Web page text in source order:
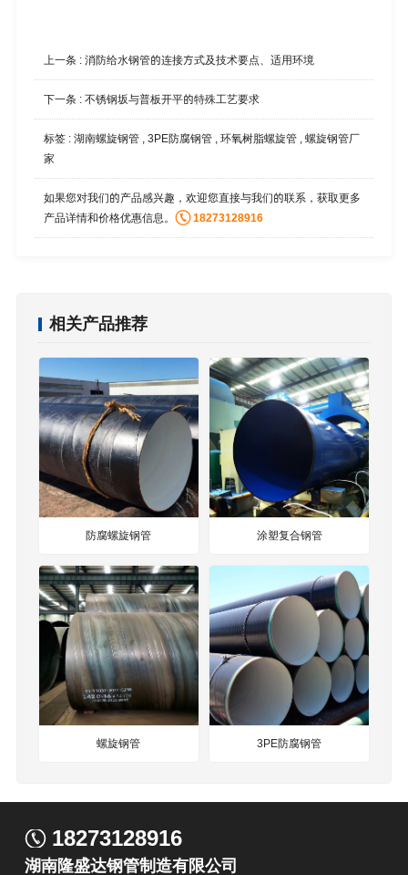
上一条 :消防给水钢管的连接方式及技术要点、适用环境
下一条 :不锈钢坂与普板开平的特殊工艺要求
标签 :湖南螺旋钢管,3PE防腐钢管,环氧树脂螺旋管,螺旋钢管厂
家
如果您对我们的产品感兴趣，欢迎您直接与我们的联系，获取更多
产品详情和价格优惠信息。
18273128916
相关产品推荐
防腐螺旋钢管 涂塑复合钢管
螺旋钢管 3PE防腐钢管
18273128916
湖南隆盛达钢管制造有限公司